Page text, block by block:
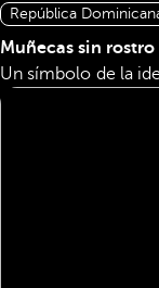
República
Muñecas sin rostro
Un símbolo de la